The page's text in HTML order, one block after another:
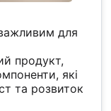
для
продукт,
які
та розвиток